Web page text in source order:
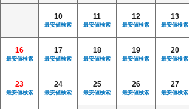
10
最安値検索
11
最安値検索
12
最安値検索
13
最安値検索
16
最安値検索
17
最安値検索
18
最安値検索
19
最安値検索
20
最安値検索
23
最安値検索
24
最安値検索
25
最安値検索
26
最安値検索
27
最安値検索